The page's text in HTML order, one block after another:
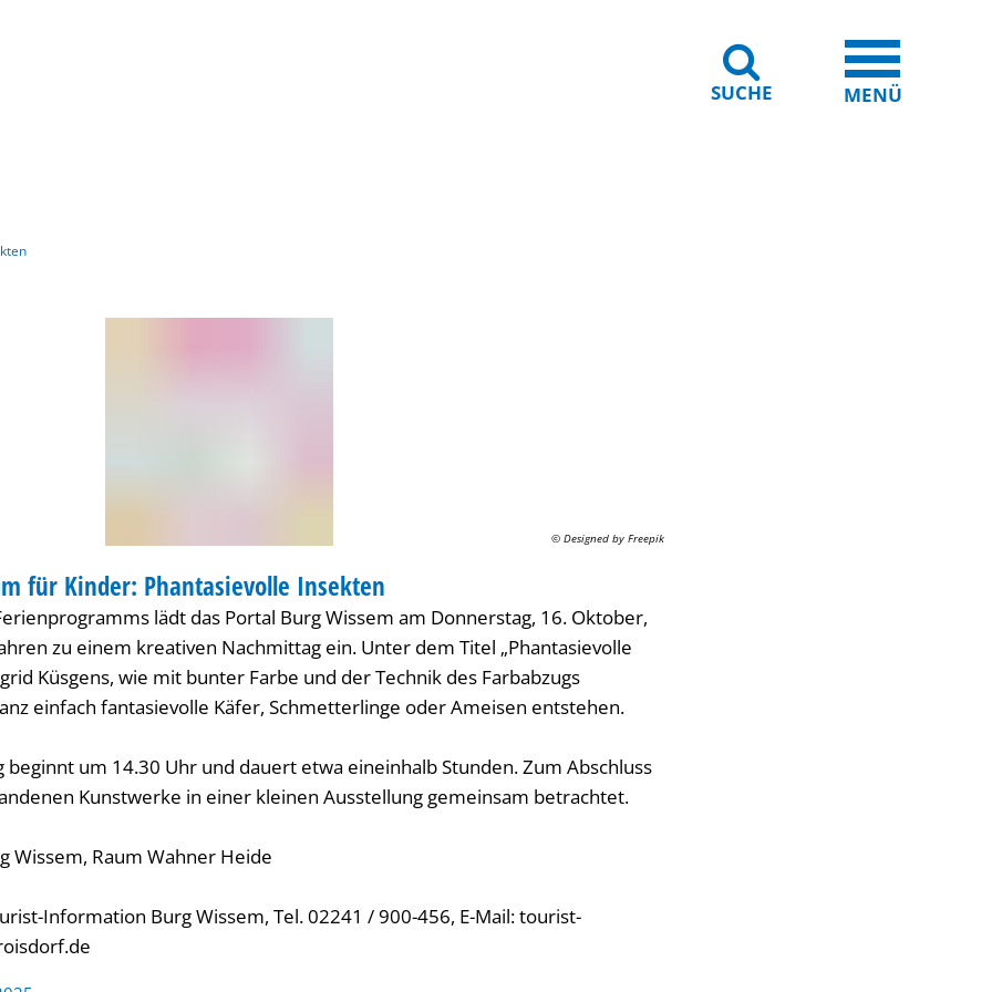
SUCHE MENÜ
© Designed by Freepik
für Kinder: Phantasievolle Insekten
lädt das Portal Burg Wissem am Donnerstag, 16. Oktober,
zu einem kreativen Nachmittag ein. Unter dem Titel „Phantasievolle
Küsgens, wie mit bunter Farbe und der Technik des Farbabzugs
einfach fantasievolle Käfer, Schmetterlinge oder Ameisen entstehen.
beginnt um 14.30 Uhr und dauert etwa eineinhalb Stunden. Zum Abschluss
Kunstwerke in einer kleinen Ausstellung gemeinsam betrachtet.
Wissem, Raum Wahner Heide
Information Burg Wissem, Tel. 02241 / 900-456, E-Mail: tourist-